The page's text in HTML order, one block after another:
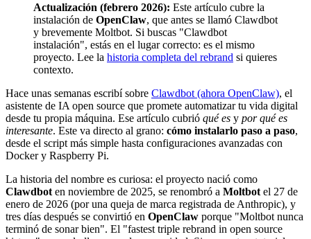
Actualización (febrero 2026): Este artículo cubre la
instalación de OpenClaw, que antes se llamó Clawdbot
y brevemente Moltbot. Si buscas "Clawdbot
instalación", estás en el lugar correcto: es el mismo
proyecto. Lee la historia completa del rebrand si quieres
contexto.
Hace unas semanas escribí sobre Clawdbot (ahora OpenClaw), el
asistente de IA open source que promete automatizar tu vida digital
desde tu propia máquina. Ese artículo cubrió qué es y por qué es
interesante. Este va directo al grano: cómo instalarlo paso a paso,
desde el script más simple hasta configuraciones avanzadas con
Docker y Raspberry Pi.
La historia del nombre es curiosa: el proyecto nació como
Clawdbot en noviembre de 2025, se renombró a Moltbot el 27 de
enero de 2026 (por una queja de marca registrada de Anthropic), y
tres días después se convirtió en OpenClaw porque "Moltbot nunca
terminó de sonar bien". El "fastest triple rebrand in open source